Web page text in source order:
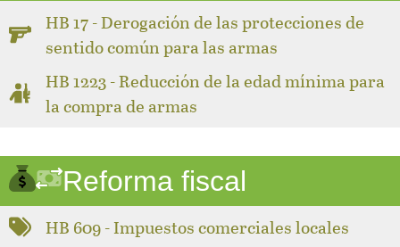
HB 17 - Derogación de las protecciones de
sentido común para las armas
HB 1223 - Reducción de la edad mínima para
la compra de armas
Reforma fiscal
HB 609 - Impuestos comerciales locales